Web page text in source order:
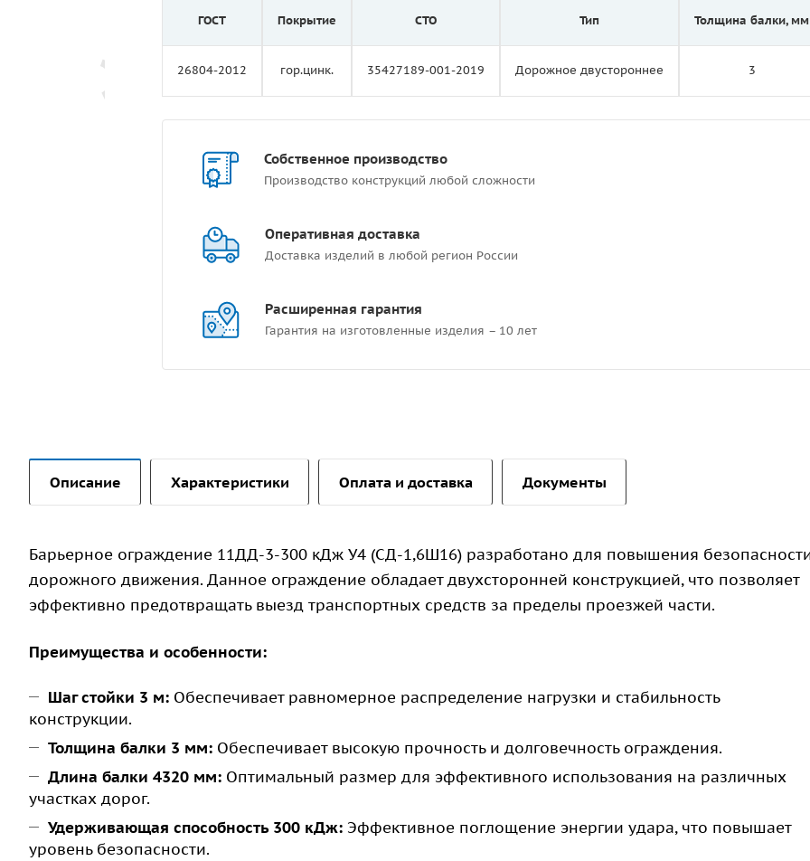
ГОСТ
26804-2012
Покрытие
гор.цинк.
СТО
35427189-001-2019
Тип
Дорожное двустороннее
Толщина балки, мм
3
Собственное производство
Производство конструкций любой сложности
Оперативная доставка
Доставка изделий в любой регион России
Расширенная гарантия
Гарантия на изготовленные изделия – 10 лет
Описание Характеристики Оплата и доставка Документы
Барьерное ограждение 11ДД-3-300 кДж У4 (СД-1,6Ш16) разработано для повышения
дорожного движения. Данное ограждение обладает двухсторонней конструкцией, что позволяет
эффективно предотвращать выезд транспортных средств за пределы проезжей части.
Преимущества и особенности:
Шаг стойки 3 м: Обеспечивает равномерное распределение нагрузки и стабильность
конструкции.
Толщина балки 3 мм: Обеспечивает высокую прочность и долговечность ограждения.
Длина балки 4320 мм: Оптимальный размер для эффективного использования на различных
участках дорог.
Удерживающая способность 300 кДж: Эффективное поглощение энергии удара, что повышает
уровень безопасности.